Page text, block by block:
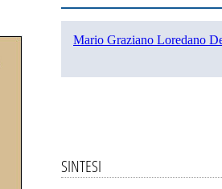
Mario Graziano Loredano
SINTESI